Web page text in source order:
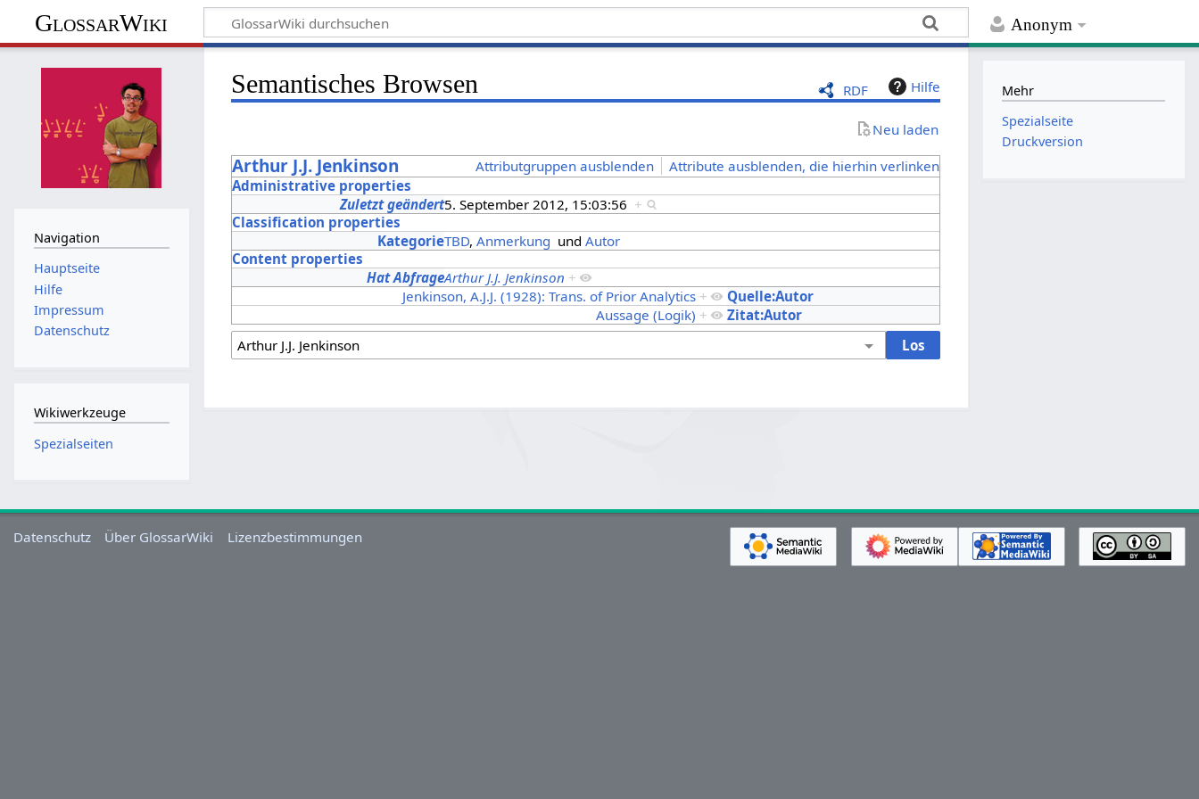
Anonym
GlossarWiki
RDF Hilfe
Semantisches Browsen
Neu laden
Arthur J.J. Jenkinson Attributgruppen ausblenden
Attribute ausblenden, die hierhin verlinken
Administrative properties
Zuletzt geändert5. September 2012, 15:03:56 +
Classification properties
KategorieTBD,Anmerkung undAutor
Content properties
Hat AbfrageArthur J.J. Jenkinson +
Quelle:Autor
Jenkinson, A.J.J. (1928): Trans. of Prior Analytics +
Zitat:Autor
Aussage (Logik) +
Navigation
Hauptseite
Hilfe
Impressum
Datenschutz
Wikiwerkzeuge
Spezialseiten
Mehr
Spezialseite
Druckversion
Datenschutz Über GlossarWiki Lizenzbestimmungen